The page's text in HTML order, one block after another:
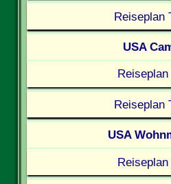
Reiseplan
USA
Reiseplan
Reiseplan
USA
Reiseplan